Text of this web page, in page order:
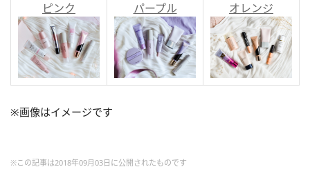
ピンク パープル オレンジ
※画像はイメージです
※この記事は2018年09月03日に公開されたものです